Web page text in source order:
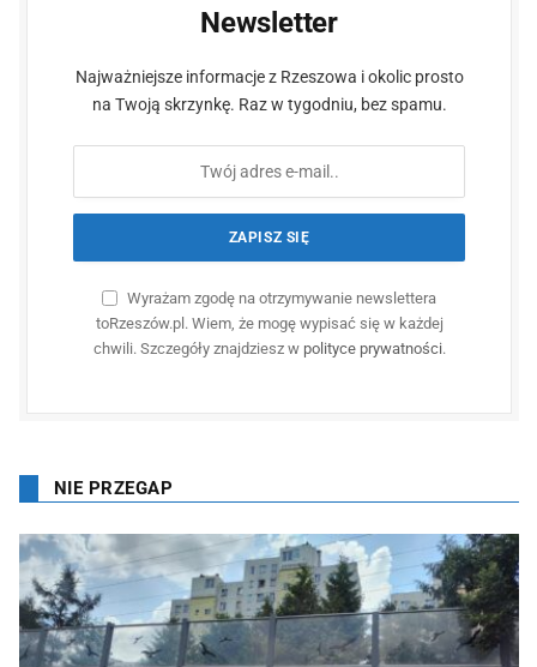
Newsletter
Najważniejsze informacje z Rzeszowa i okolic prosto
na Twoją skrzynkę. Raz w tygodniu, bez spamu.
Wyrażam zgodę na otrzymywanie newslettera
toRzeszów.pl. Wiem, że mogę wypisać się w każdej
chwili. Szczegóły znajdziesz w polityce prywatności.
NIE PRZEGAP